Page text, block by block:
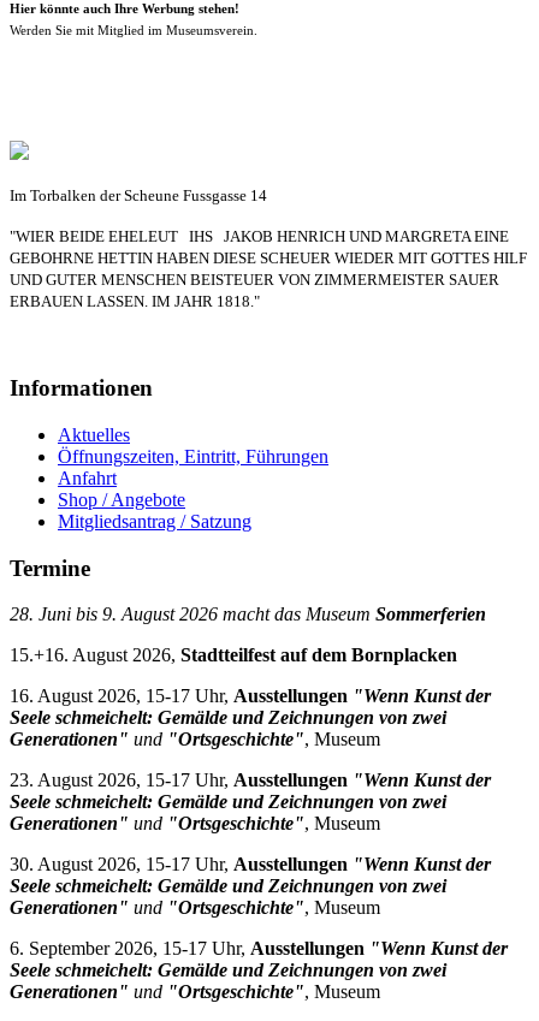
Hier könnte auch Ihre Werbung stehen!
Werden Sie mit Mitglied im Museumsverein.
Im Torbalken der Scheune Fussgasse 14
"WIER BEIDE EHELEUT IHS JAKOB HENRICH UND MARGRETA EINE
GEBOHRNE HETTIN HABEN DIESE SCHEUER WIEDER MIT GOTTES HILF
UND GUTER MENSCHEN BEISTEUER VON ZIMMERMEISTER SAUER
ERBAUEN LASSEN. IM JAHR 1818."
Informationen
Aktuelles
Öffnungszeiten, Eintritt, Führungen
Anfahrt
Shop / Angebote
Mitgliedsantrag / Satzung
Termine
28. Juni bis 9. August 2026 macht das Museum Sommerferien
15.+16. August 2026, Stadtteilfest auf dem Bornplacken
16. August 2026, 15-17 Uhr, Ausstellungen "Wenn Kunst der
Seele schmeichelt: Gemälde und Zeichnungen von zwei
Generationen" und "Ortsgeschichte", Museum
23. August 2026, 15-17 Uhr, Ausstellungen "Wenn Kunst der
Seele schmeichelt: Gemälde und Zeichnungen von zwei
Generationen" und "Ortsgeschichte", Museum
30. August 2026, 15-17 Uhr, Ausstellungen "Wenn Kunst der
Seele schmeichelt: Gemälde und Zeichnungen von zwei
Generationen" und "Ortsgeschichte", Museum
6. September 2026, 15-17 Uhr, Ausstellungen "Wenn Kunst der
Seele schmeichelt: Gemälde und Zeichnungen von zwei
Generationen" und "Ortsgeschichte", Museum